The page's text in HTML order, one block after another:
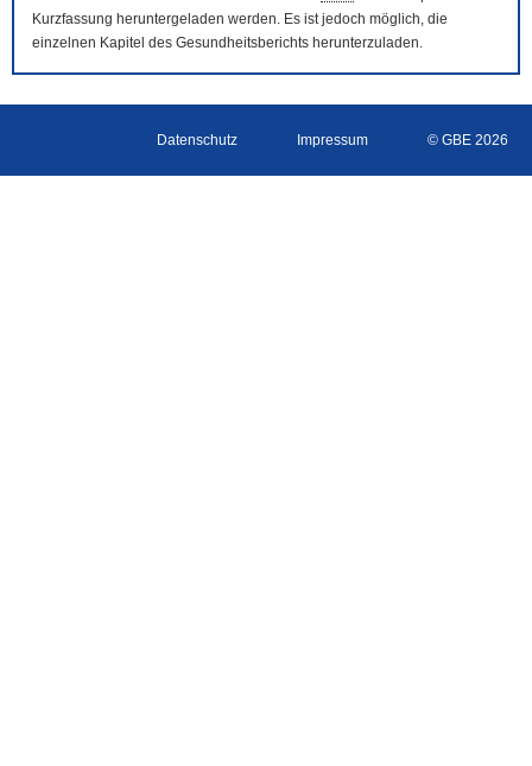
Kurzfassung heruntergeladen werden. Es ist jedoch möglich, die
einzelnen Kapitel des Gesundheitsberichts herunterzuladen.
Datenschutz Impressum © GBE 2026